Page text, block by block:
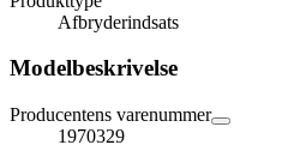
Afbryderindsats
Modelbeskrivelse
Producentens varenummer
1970329